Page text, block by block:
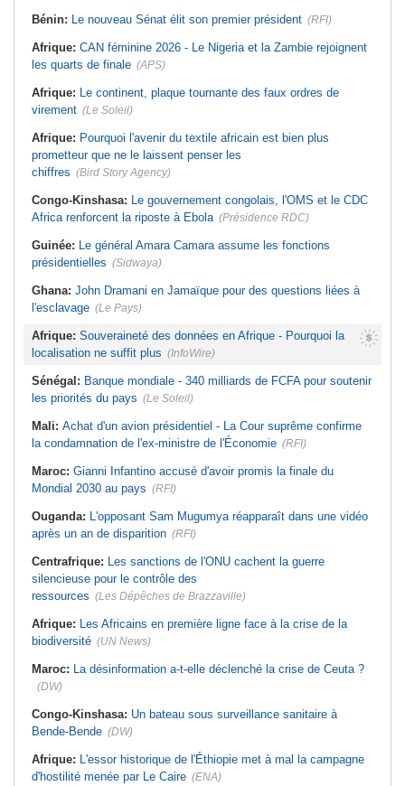
priorités du pays
La Cour suprême confirme la
condamnation de l'ex-ministre de
l'Économie
France la restitution du crâne de
Bokar Biro et de trois de ses
proches
Monde arabe au Caire
2026 - Le continent, entre ouverture
commerciale et défiance migratoire
Bénin: Le nouveau Sénat élit son premier président (RFI)
Afrique: CAN féminine 2026 - Le Nigeria et la Zambie rejoignent
les quarts de finale (APS)
Afrique: Le continent, plaque tournante des faux ordres de
virement (Le Soleil)
Afrique: Pourquoi l'avenir du textile africain est bien plus
prometteur que ne le laissent penser les
chiffres (Bird Story Agency)
Congo-Kinshasa: Le gouvernement congolais, l'OMS et le CDC
Africa renforcent la riposte à Ebola (Présidence RDC)
Guinée: Le général Amara Camara assume les fonctions
présidentielles (Sidwaya)
Ghana: John Dramani en Jamaïque pour des questions liées à
l'esclavage (Le Pays)
Afrique: Souveraineté des données en Afrique - Pourquoi la
localisation ne suffit plus (InfoWire)
Sénégal: Banque mondiale - 340 milliards de FCFA pour soutenir
les priorités du pays (Le Soleil)
Mali: Achat d'un avion présidentiel - La Cour suprême confirme
la condamnation de l'ex-ministre de l'Économie (RFI)
Maroc: Gianni Infantino accusé d'avoir promis la finale du
Mondial 2030 au pays (RFI)
Ouganda: L'opposant Sam Mugumya réapparaît dans une vidéo
après un an de disparition (RFI)
Centrafrique: Les sanctions de l'ONU cachent la guerre
silencieuse pour le contrôle des
ressources (Les Dépêches de Brazzaville)
Afrique: Les Africains en première ligne face à la crise de la
biodiversité (UN News)
Maroc: La désinformation a-t-elle déclenché la crise de Ceuta ?
(DW)
Congo-Kinshasa: Un bateau sous surveillance sanitaire à
Bende-Bende (DW)
Afrique: L'essor historique de l'Éthiopie met à mal la campagne
d'hostilité menée par Le Caire (ENA)